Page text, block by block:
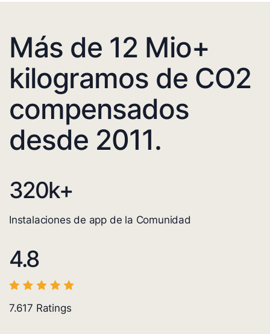
Más de 12 Mio+
kilogramos de CO2
compensados
desde 2011.
320k+
Instalaciones de app de la Comunidad
4.8
7.617 Ratings